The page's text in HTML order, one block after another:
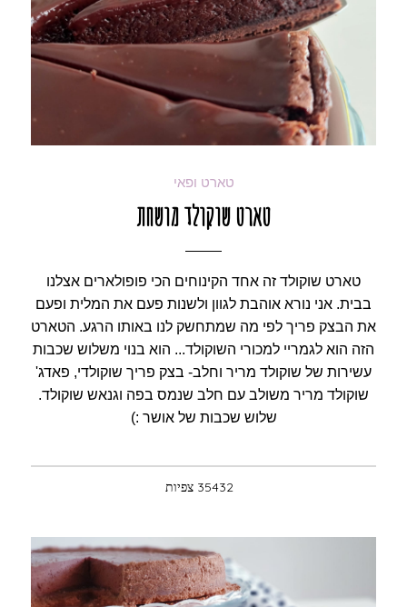
טארט ופאי
טארט שוקולד מושחת
טארט שוקולד זה אחד הקינוחים הכי פופולארים אצלנו
בבית. אני נורא אוהבת לגוון ולשנות פעם את המלית ופעם
את הבצק פריך לפי מה שמתחשק לנו באותו הרגע. הטארט
הזה הוא לגמריי למכורי השוקולד... הוא בנוי משלוש שכבות
עשירות של שוקולד מריר וחלב- בצק פריך שוקולדי, פאדג'
שוקולד מריר משולב עם חלב שנמס בפה וגנאש שוקולד.
שלוש שכבות של אושר :)
35432 צפיות